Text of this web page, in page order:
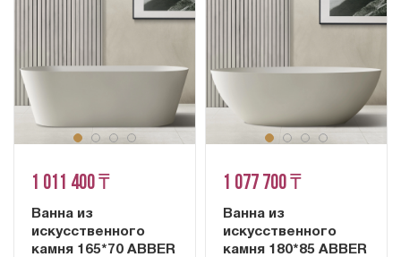
1 011 400 ₸
Ванна из
искусственного
камня 165*70 ABBER
1 077 700 ₸
Ванна из
искусственного
камня 180*85 ABBER